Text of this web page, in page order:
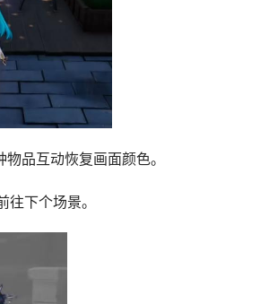
品互动恢复画面颜色。
下个场景。